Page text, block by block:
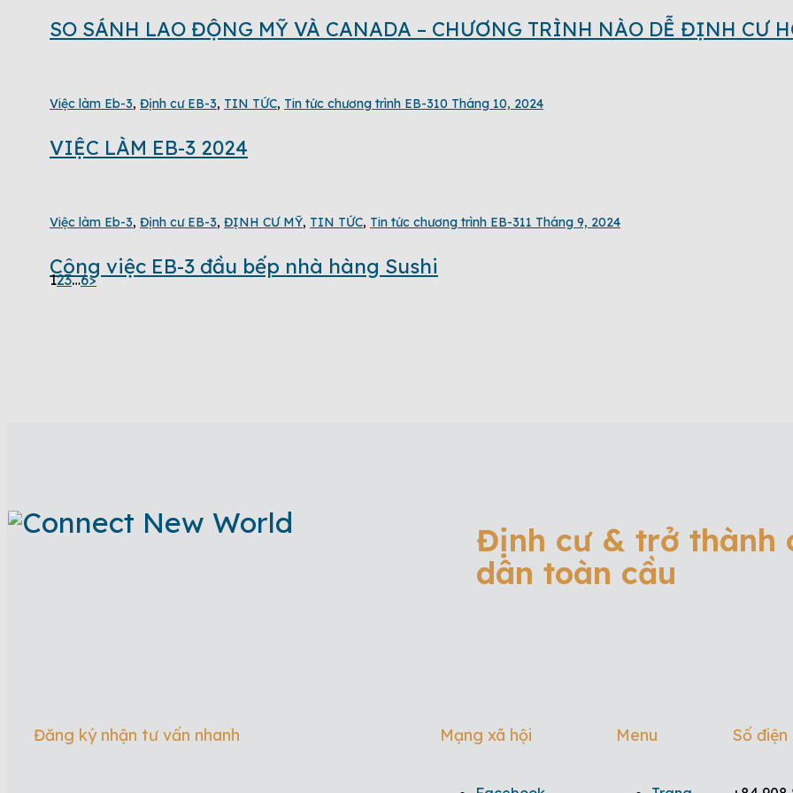
SO SÁNH LAO ĐỘNG MỸ VÀ CANADA – CHƯƠNG TRÌNH NÀO DỄ ĐỊNH CƯ
Việc làm Eb-3, Định cư EB-3, TIN TỨC, Tin tức chương trình EB-310 Tháng 10, 2024
VIỆC LÀM EB-3 2024
Việc làm Eb-3, Định cư EB-3, ĐỊNH CƯ MỸ, TIN TỨC, Tin tức chương trình EB-311 Tháng 9, 2024
Công việc EB-3 đầu bếp nhà hàng Sushi
123…6>
Định cư & trở thành
dân toàn cầu
Đăng ký nhận tư vấn nhanh Mạng xã hội Menu Số